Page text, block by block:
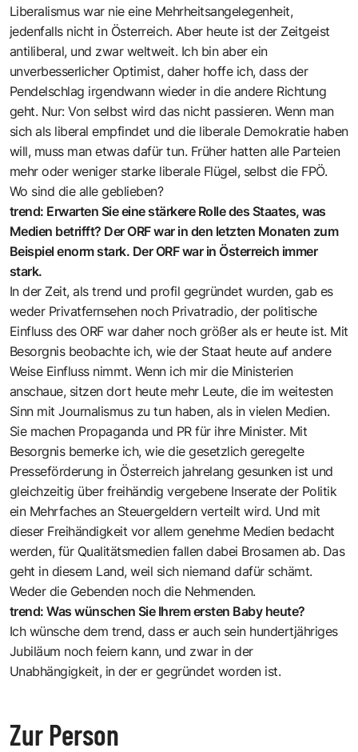
Liberalismus war nie eine Mehrheitsangelegenheit,
jedenfalls nicht in Österreich. Aber heute ist der Zeitgeist
antiliberal, und zwar weltweit. Ich bin aber ein
unverbesserlicher Optimist, daher hoffe ich, dass der
Pendelschlag irgendwann wieder in die andere Richtung
geht. Nur: Von selbst wird das nicht passieren. Wenn man
sich als liberal empfindet und die liberale Demokratie haben
will, muss man etwas dafür tun. Früher hatten alle Parteien
mehr oder weniger starke liberale Flügel, selbst die FPÖ.
Wo sind die alle geblieben?
trend: Erwarten Sie eine stärkere Rolle des Staates, was
Medien betrifft? Der ORF war in den letzten Monaten zum
Beispiel enorm stark. Der ORF war in Österreich immer
stark.
In der Zeit, als trend und profil gegründet wurden, gab es
weder Privatfernsehen noch Privatradio, der politische
Einfluss des ORF war daher noch größer als er heute ist. Mit
Besorgnis beobachte ich, wie der Staat heute auf andere
Weise Einfluss nimmt. Wenn ich mir die Ministerien
anschaue, sitzen dort heute mehr Leute, die im weitesten
Sinn mit Journalismus zu tun haben, als in vielen Medien.
Sie machen Propaganda und PR für ihre Minister. Mit
Besorgnis bemerke ich, wie die gesetzlich geregelte
Presseförderung in Österreich jahrelang gesunken ist und
gleichzeitig über freihändig vergebene Inserate der Politik
ein Mehrfaches an Steuergeldern verteilt wird. Und mit
dieser Freihändigkeit vor allem genehme Medien bedacht
werden, für Qualitätsmedien fallen dabei Brosamen ab. Das
geht in diesem Land, weil sich niemand dafür schämt.
Weder die Gebenden noch die Nehmenden.
trend: Was wünschen Sie Ihrem ersten Baby heute?
Ich wünsche dem trend, dass er auch sein hundertjähriges
Jubiläum noch feiern kann, und zwar in der
Unabhängigkeit, in der er gegründet worden ist.
Zur Person